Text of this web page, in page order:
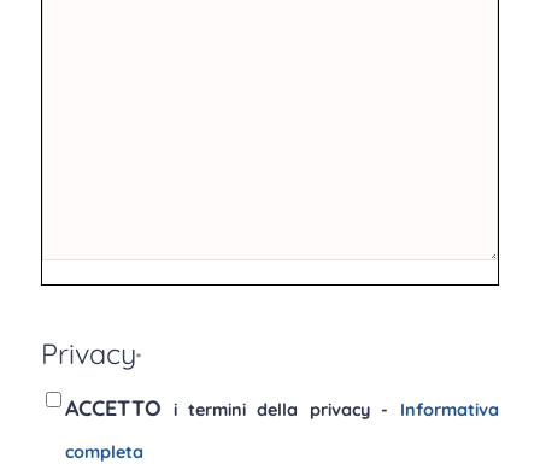
Privacy*
ACCETTO i termini della privacy - Informativa
completa